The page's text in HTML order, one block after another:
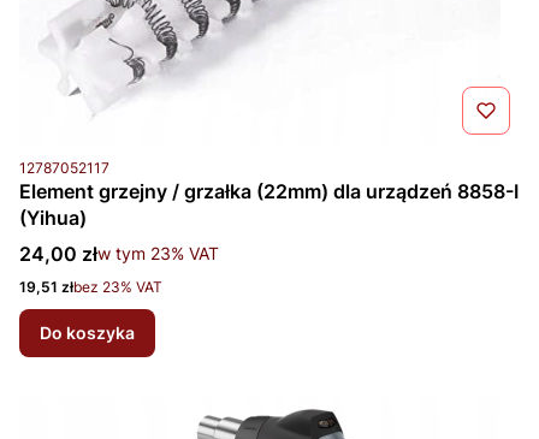
Kod produktu
12787052117
Element grzejny / grzałka (22mm) dla urządzeń 8858-I
(Yihua)
Cena brutto
24,00 złw tym %s VAT
w tym 23% VAT
Cena netto
19,51 złbez 23% VAT
Do koszyka